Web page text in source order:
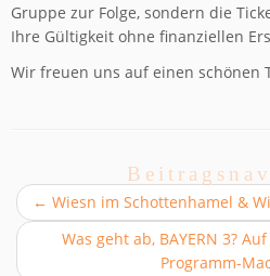
Gruppe zur Folge, sondern die
Ihre Gültigkeit ohne finanziellen
Wir freuen uns auf einen schönen
← Wiesn im Schottenhamel &
Was geht ab, BAYERN 3?
Programm-